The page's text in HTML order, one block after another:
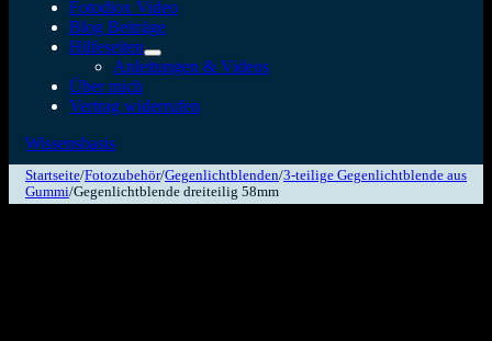
Fotodiox Video
Blog Beiträge
Hilfeseiten
Anleitungen & Videos
Über mich
Vertrag widerrufen
Wissensbasis
Startseite/Fotozubehör/Gegenlichtblenden/3-teilige Gegenlichtblende aus
Gummi/Gegenlichtblende dreiteilig 58mm